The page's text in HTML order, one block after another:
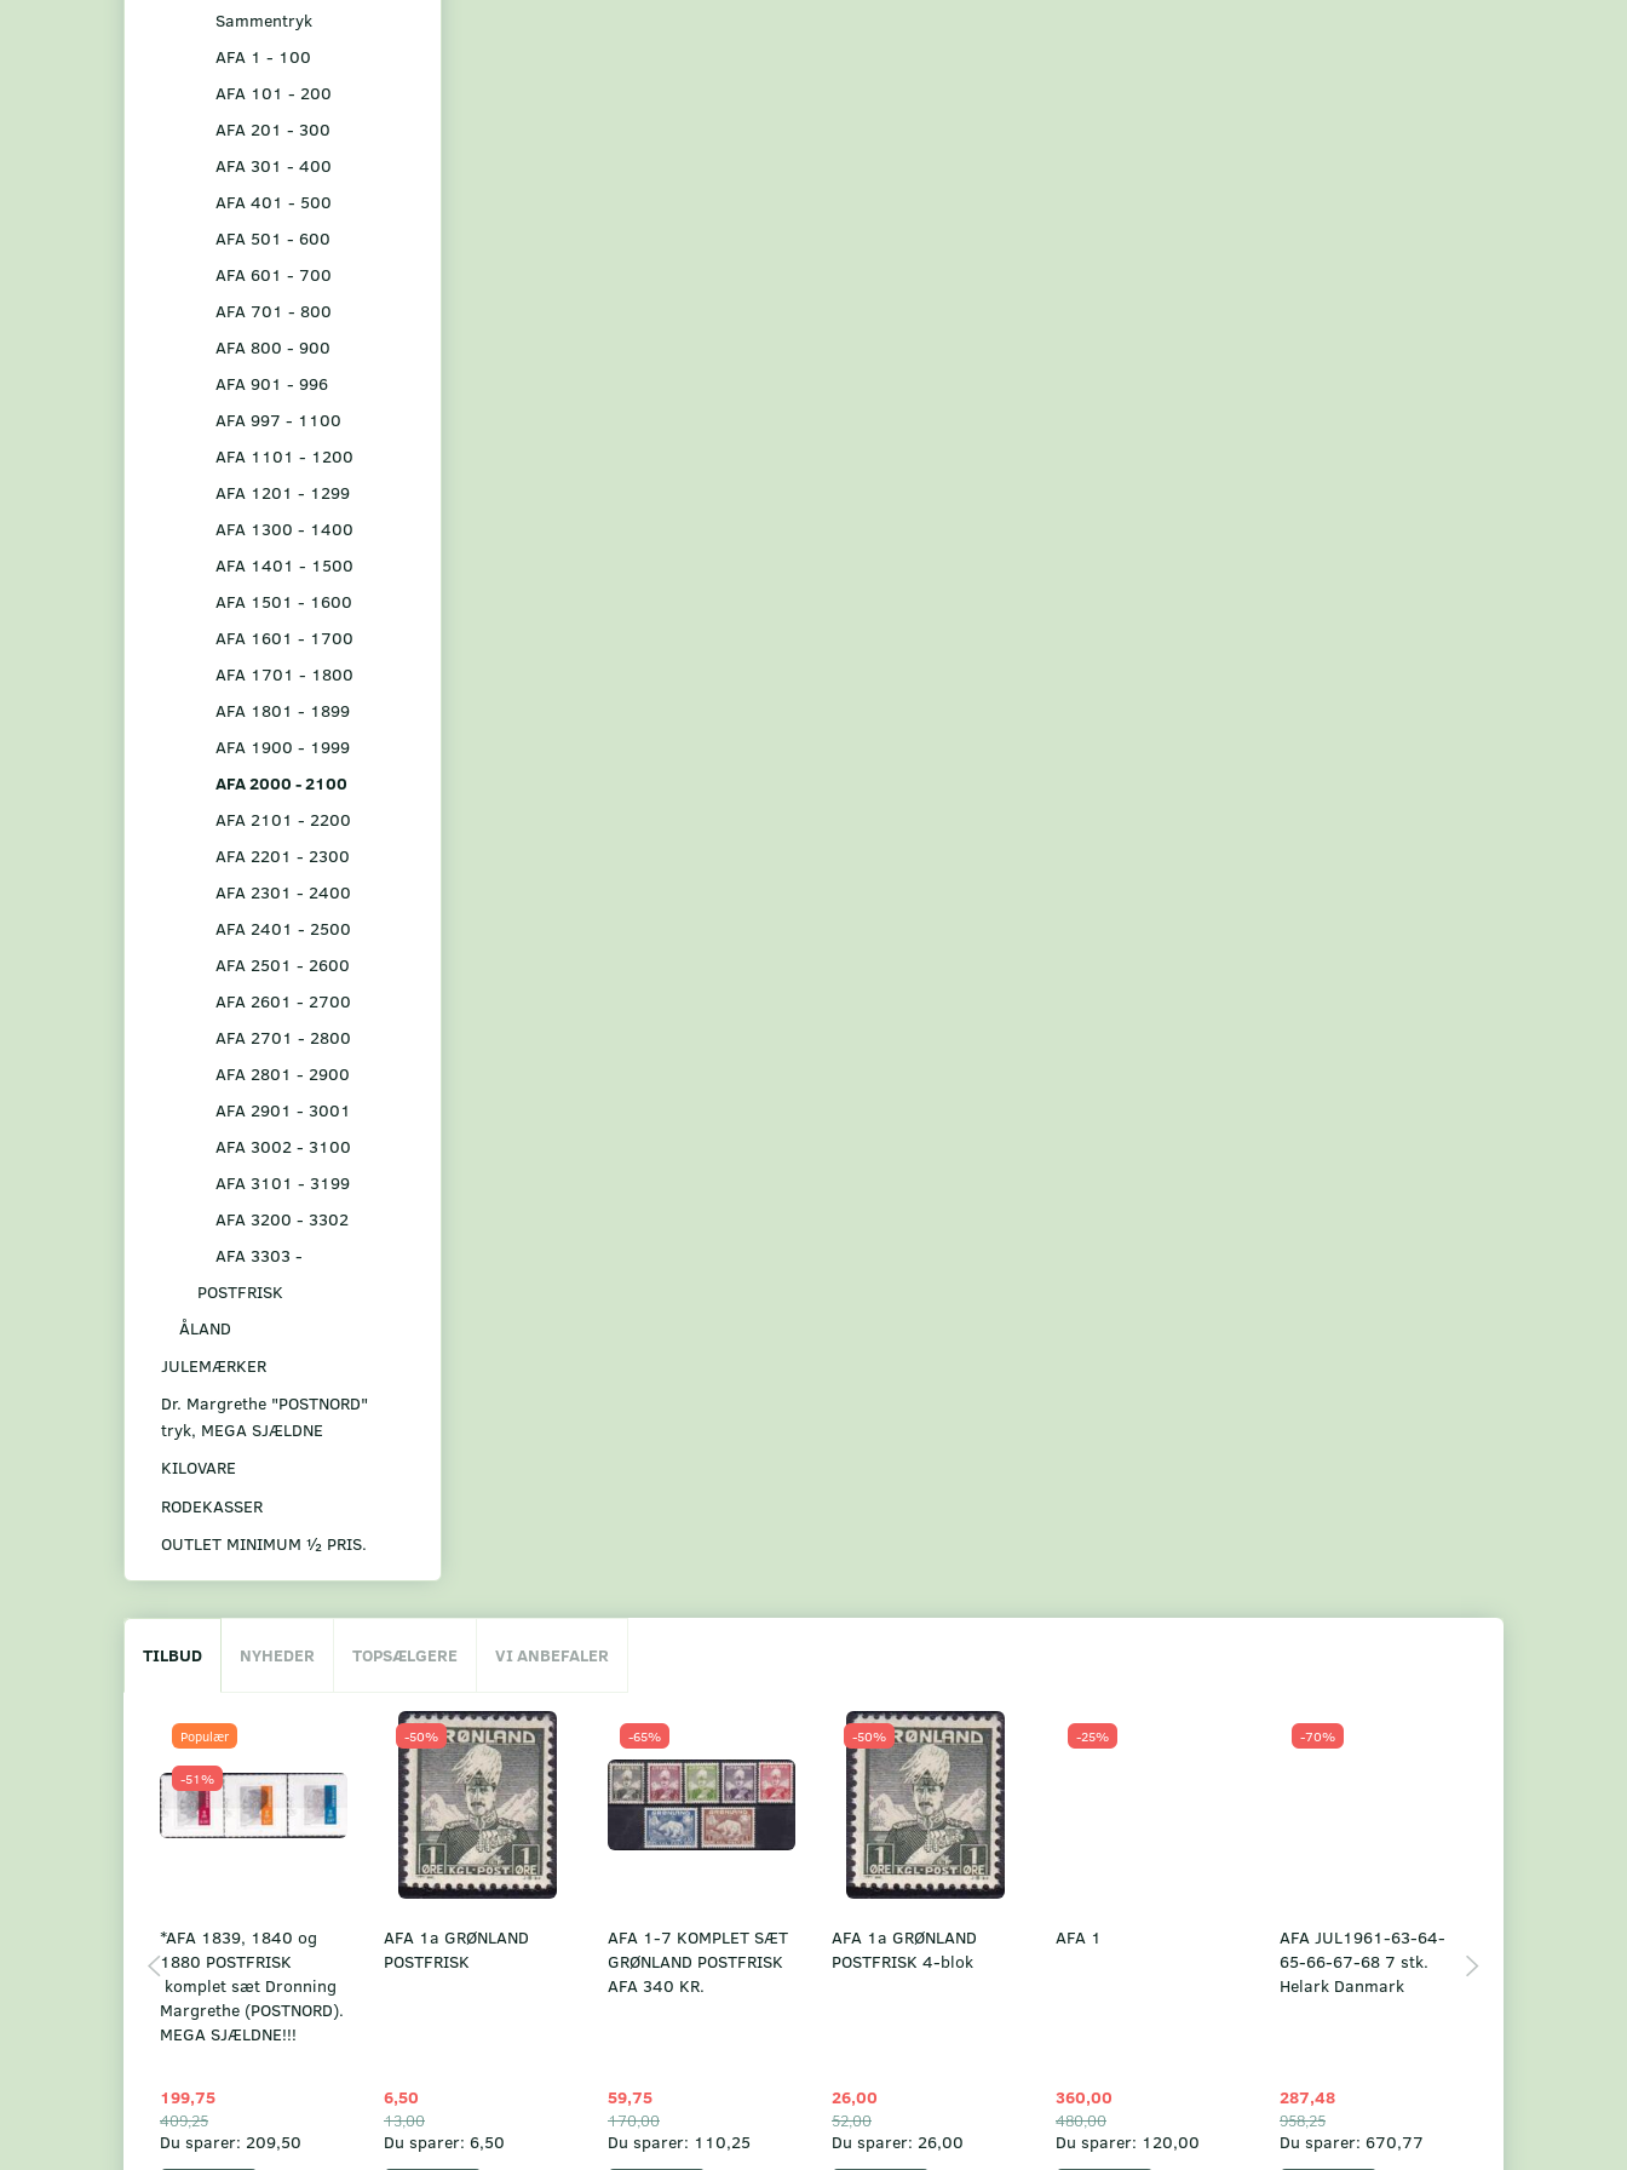
Sammentryk
AFA 1 - 100
AFA 101 - 200
AFA 201 - 300
AFA 301 - 400
AFA 401 - 500
AFA 501 - 600
AFA 601 - 700
AFA 701 - 800
AFA 800 - 900
AFA 901 - 996
AFA 997 - 1100
AFA 1101 - 1200
AFA 1201 - 1299
AFA 1300 - 1400
AFA 1401 - 1500
AFA 1501 - 1600
AFA 1601 - 1700
AFA 1701 - 1800
AFA 1801 - 1899
AFA 1900 - 1999
AFA 2000 - 2100
AFA 2101 - 2200
AFA 2201 - 2300
AFA 2301 - 2400
AFA 2401 - 2500
AFA 2501 - 2600
AFA 2601 - 2700
AFA 2701 - 2800
AFA 2801 - 2900
AFA 2901 - 3001
AFA 3002 - 3100
AFA 3101 - 3199
AFA 3200 - 3302
AFA 3303 -
POSTFRISK
ÅLAND
JULEMÆRKER
Dr. Margrethe "POSTNORD"
tryk, MEGA SJÆLDNE
KILOVARE
RODEKASSER
OUTLET MINIMUM ½ PRIS.
TILBUD NYHEDER TOPSÆLGERE VI ANBEFALER
Populær
-51%
*AFA 1839, 1840 og
1880 POSTFRISK
komplet sæt Dronning
Margrethe (POSTNORD).
MEGA SJÆLDNE!!!
199,75
409,25
Du sparer: 209,50
-50%
AFA 1a GRØNLAND
POSTFRISK
6,50
13,00
Du sparer: 6,50
-65%
AFA 1-7 KOMPLET SÆT
GRØNLAND POSTFRISK
AFA 340 KR.
59,75
170,00
Du sparer: 110,25
-50%
AFA 1a GRØNLAND
POSTFRISK 4-blok
26,00
52,00
Du sparer: 26,00
-25%
AFA 1
360,00
480,00
Du sparer: 120,00
-70%
AFA JUL1961-63-64-
65-66-67-68 7 stk.
Helark Danmark
287,48
958,25
Du sparer: 670,77